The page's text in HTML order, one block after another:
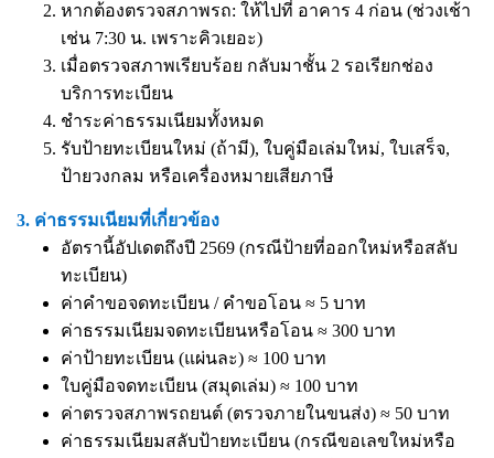
หากต้องตรวจสภาพรถ: ให้ไปที่ อาคาร 4 ก่อน (ช่วงเช้า
เช่น 7:30 น. เพราะคิวเยอะ)
เมื่อตรวจสภาพเรียบร้อย กลับมาชั้น 2 รอเรียกช่อง
บริการทะเบียน
ชำระค่าธรรมเนียมทั้งหมด
รับป้ายทะเบียนใหม่ (ถ้ามี), ใบคู่มือเล่มใหม่, ใบเสร็จ,
ป้ายวงกลม หรือเครื่องหมายเสียภาษี
3. ค่าธรรมเนียมที่เกี่ยวข้อง
อัตรานี้อัปเดตถึงปี 2569 (กรณีป้ายที่ออกใหม่หรือสลับ
ทะเบียน)
ค่าคำขอจดทะเบียน / คำขอโอน ≈ 5 บาท
ค่าธรรมเนียมจดทะเบียนหรือโอน ≈ 300 บาท
ค่าป้ายทะเบียน (แผ่นละ) ≈ 100 บาท
ใบคู่มือจดทะเบียน (สมุดเล่ม) ≈ 100 บาท
ค่าตรวจสภาพรถยนต์ (ตรวจภายในขนส่ง) ≈ 50 บาท
ค่าธรรมเนียมสลับป้ายทะเบียน (กรณีขอเลขใหม่หรือ